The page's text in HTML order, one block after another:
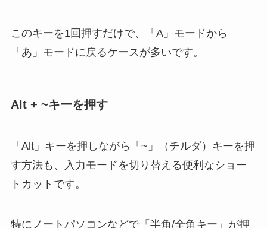
このキーを1回押すだけで、「A」モードから
「あ」モードに戻るケースが多いです。
Alt + ~キーを押す
「Alt」キーを押しながら「~」（チルダ）キーを押
す方法も、入力モードを切り替える便利なショー
トカットです。
特にノートパソコンなどで「半角/全角キー」が押